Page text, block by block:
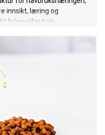
innsikt, læring og
fiskevelferd og